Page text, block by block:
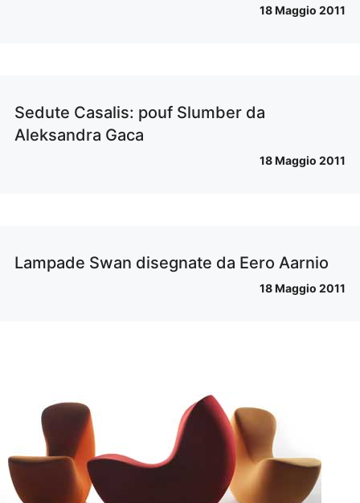
18 Maggio 2011
Sedute Casalis: pouf Slumber da
Aleksandra Gaca
18 Maggio 2011
Lampade Swan disegnate da Eero Aarnio
18 Maggio 2011